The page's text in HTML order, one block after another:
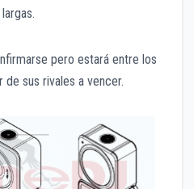
pero estará entre los
de sus rivales a vencer.